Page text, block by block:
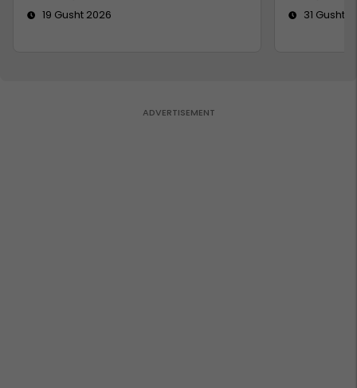
19 Gusht 2026
31 Gusht